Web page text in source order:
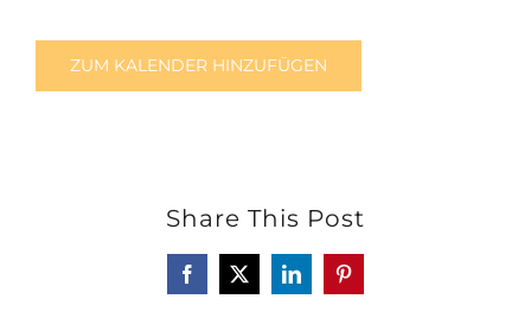
ZUM KALENDER HINZUFÜGEN
Share This Post
Facebook
X LinkedInPinterest